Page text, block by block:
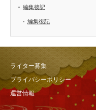
編集後記
編集後記
ライター募集
プライバシーポリシー
運営情報